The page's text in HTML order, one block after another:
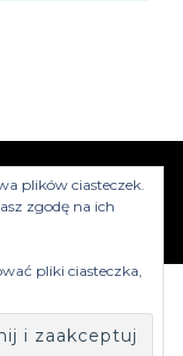
przez
plików ciasteczek.
zgodę na ich
pliki ciasteczka,